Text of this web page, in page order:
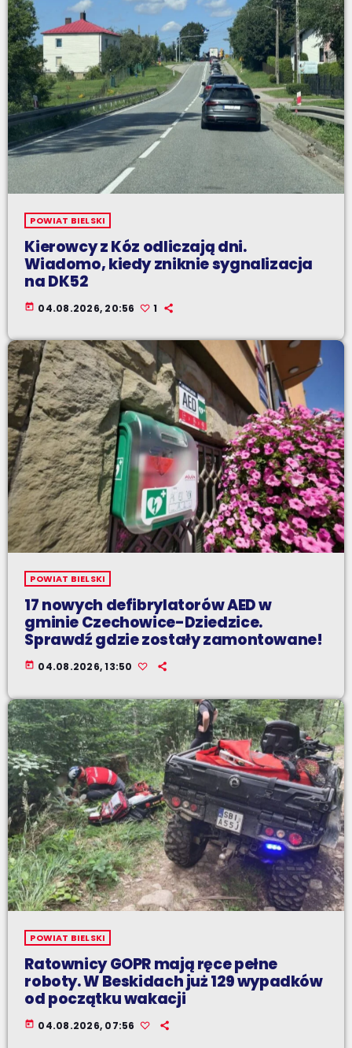
POWIAT BIELSKI
Kierowcy z Kóz odliczają dni.
Wiadomo, kiedy zniknie sygnalizacja
na DK52
today 04.08.2026, 20:56 1
POWIAT BIELSKI
17 nowych defibrylatorów AED w
gminie Czechowice-Dziedzice.
Sprawdź gdzie zostały zamontowane!
today 04.08.2026, 13:50
POWIAT BIELSKI
Ratownicy GOPR mają ręce pełne
roboty. W Beskidach już 129 wypadków
od początku wakacji
today 04.08.2026, 07:56